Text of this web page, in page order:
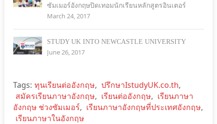
ซัมเมอร์อังกฤษปิดเทอมนักเรียนหลักสูตรอินเตอร์
March 24, 2017
STUDY UK INTO NEWCASTLE UNIVERSITY
June 26, 2017
Tags: ทุนเรียนต่ออังกฤษ, ปรึกษาIstudyUK.co.th,
สมัครเรียนภาษาอังกฤษ, เรียนต่ออังกฤษ, เรียนภาษา
อังกฤษ ช่วงซัมเมอร์, เรียนภาษาอังกฤษที่ประเทศอังกฤษ,
เรียนภาษาในอังกฤษ